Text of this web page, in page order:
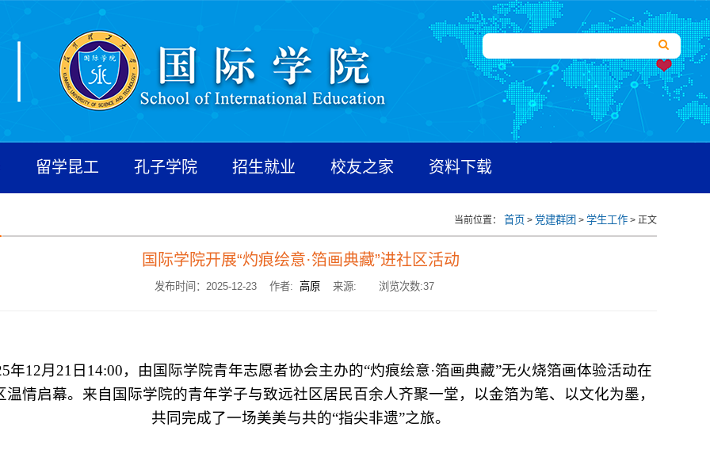
留学昆工 孔子学院 招生就业 校友之家 资料下载
当前位置： 首页 > 党建群团 > 学生工作 > 正文
国际学院开展“灼痕绘意·箔画典藏”进社区活动
发布时间：2025-12-23 作者: 高原 来源: 浏览次数:37
年12月21日14:00，由国际学院青年志愿者协会主办的“灼痕绘意·箔画典藏”无火烧箔画体验活动在
温情启幕。来自国际学院的青年学子与致远社区居民百余人齐聚一堂，以金箔为笔、以文化为墨，
共同完成了一场美美与共的“指尖非遗”之旅。